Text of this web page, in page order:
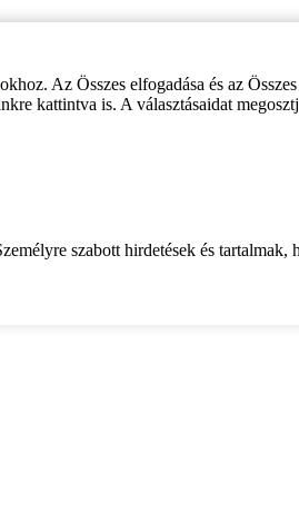
Az Összes elfogadása és az
kattintva is. A választásaidat
szabott hirdetések és tartalmak,